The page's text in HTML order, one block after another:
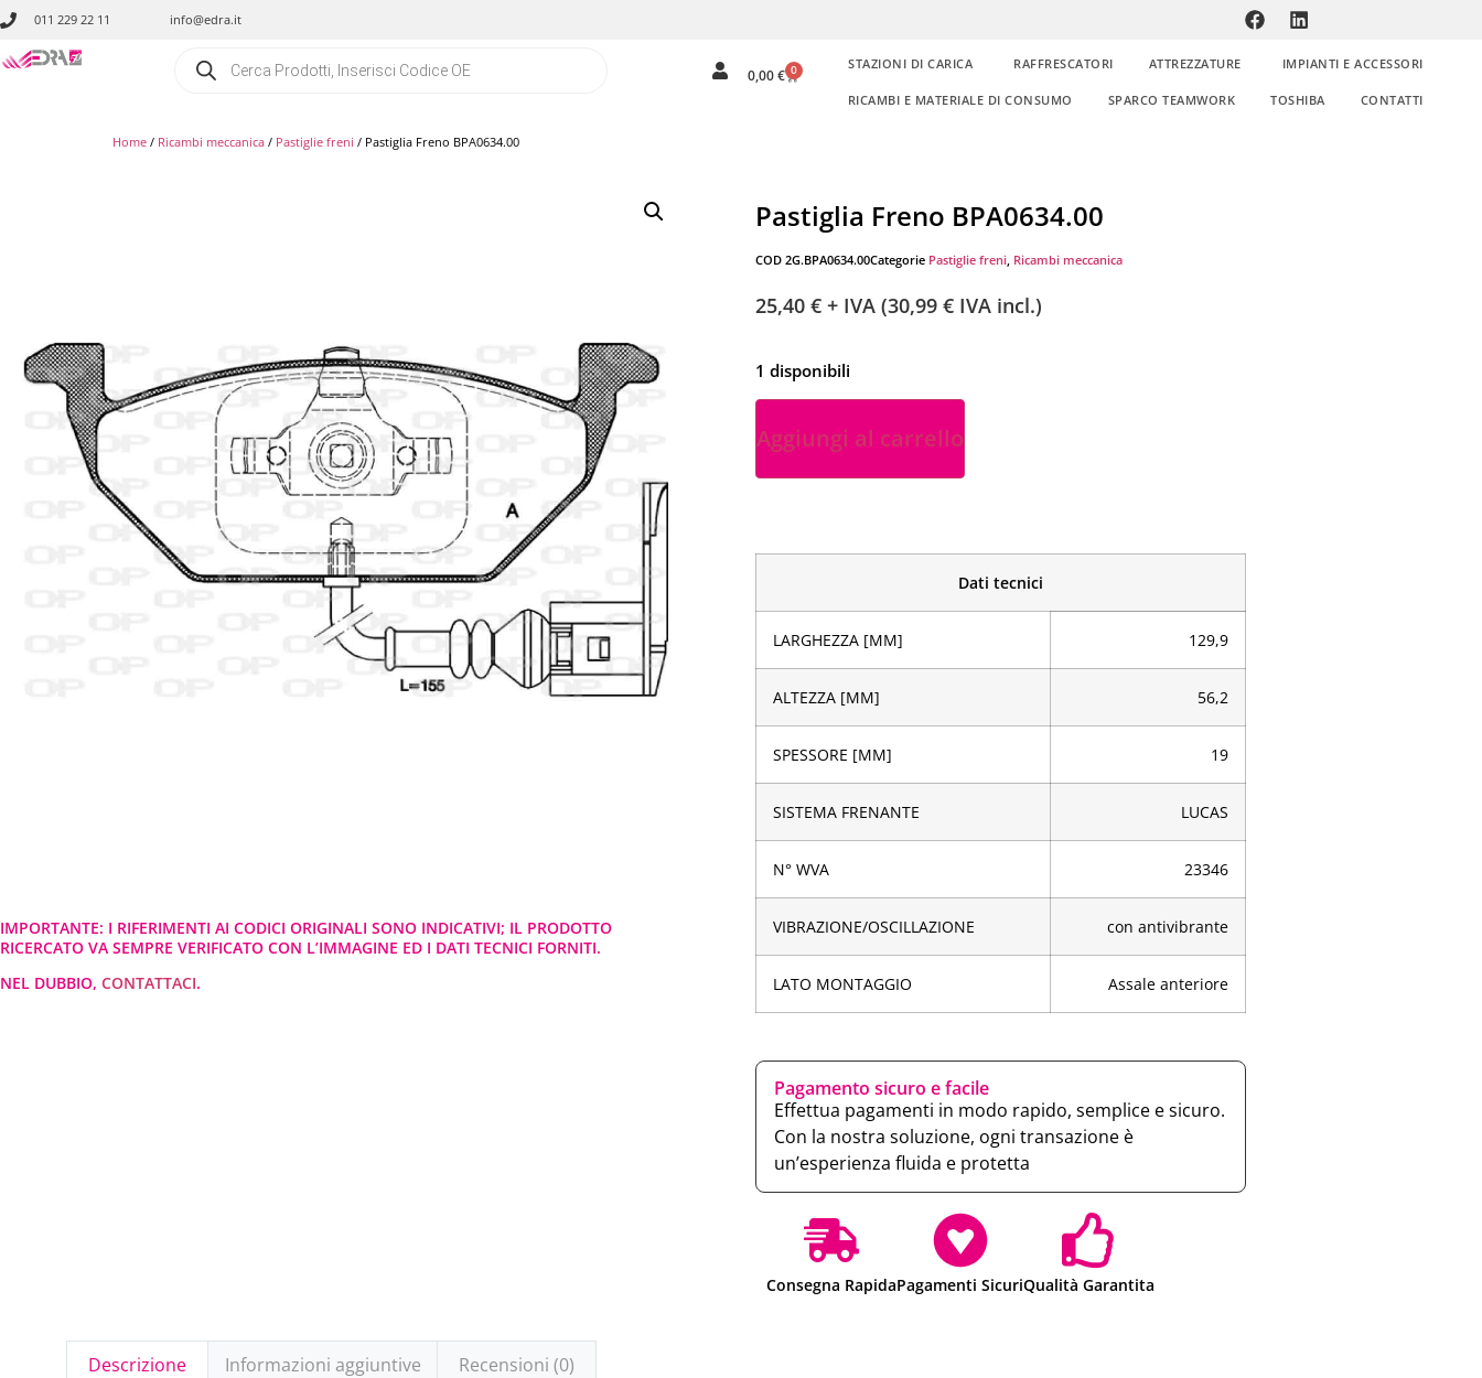
011 229 22 11 info@edra.it
0,00€ 0 STAZIONI DI CARICA RAFFRESCATORI ATTREZZATURE IMPIANTI E ACCESSORI
RICAMBI E MATERIALE DI CONSUMO SPARCO TEAMWORK TOSHIBA CONTATTI
Home / Ricambi meccanica / Pastiglie freni / Pastiglia Freno BPA0634.00
IMPORTANTE: I RIFERIMENTI AI CODICI ORIGINALI SONO INDICATIVI; IL PRODOTTO
RICERCATO VA SEMPRE VERIFICATO CON L’IMMAGINE ED I DATI TECNICI FORNITI.
NEL DUBBIO, CONTATTACI.
Pastiglia Freno BPA0634.00
COD 2G.BPA0634.00Categorie Pastiglie freni, Ricambi meccanica
25,40 € + IVA (30,99 € IVA incl.)
1 disponibili
Aggiungi al carrello
Dati tecnici
LARGHEZZA [MM] 129,9
ALTEZZA [MM] 56,2
SPESSORE [MM] 19
SISTEMA FRENANTE LUCAS
N° WVA 23346
VIBRAZIONE/OSCILLAZIONE con antivibrante
LATO MONTAGGIO Assale anteriore
Pagamento sicuro e facile
Effettua pagamenti in modo rapido, semplice e sicuro.
Con la nostra soluzione, ogni transazione è
un’esperienza fluida e protetta
Consegna RapidaPagamenti SicuriQualità Garantita
Descrizione Informazioni aggiuntive Recensioni (0)